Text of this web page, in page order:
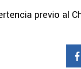
previo al